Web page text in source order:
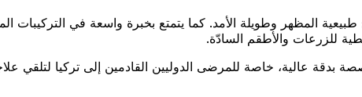
المظهر وطويلة الأمد. كما يتمتع بخبرة واسعة في التركيبات
عالية، خاصة للمرضى الدوليين القادمين إلى تركيا لتلقي